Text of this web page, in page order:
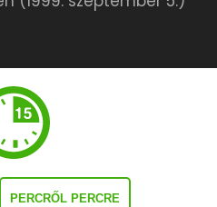
PERCRŐL PERCRE